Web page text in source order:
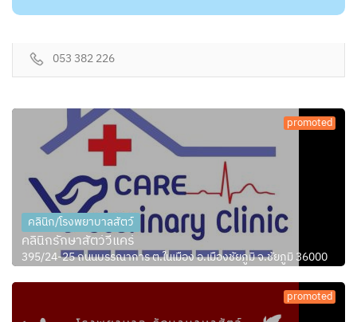
053 382 226
promoted
คลินิก/โรงพยาบาลสัตว์
คลินิกรักษาสัตว์วีแคร์
395/24-25 ถนนบรรณาการ ต.ในเมือง อ.เมืองชัยภูมิ จ.ชัยภูมิ 36000
promoted